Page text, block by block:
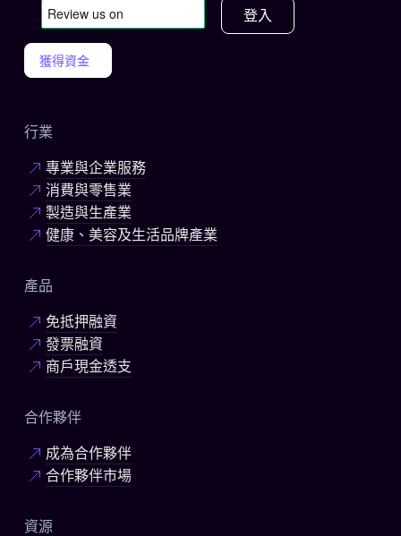
登入
獲得資金
行業
專業與企業服務
消費與零售業
製造與生產業
健康、美容及生活品牌產業
產品
免抵押融資
發票融資
商戶現金透支
合作夥伴
成為合作夥伴
合作夥伴市場
資源